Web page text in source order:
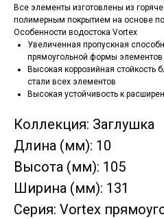
Все элементы изготовлены из
полимерным покрытием на основе
Особенности водостока Vortex
Увеличенная пропускная
прямоугольной формы элементов
Высокая коррозийная стойкость
стали всех элементов
Высокая устойчивость к
Коллекция: Заглушка
Длина (мм): 10
Высота (мм): 105
Ширина (мм): 131
Серия: Vortex